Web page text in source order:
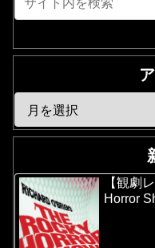
【観劇
Horror